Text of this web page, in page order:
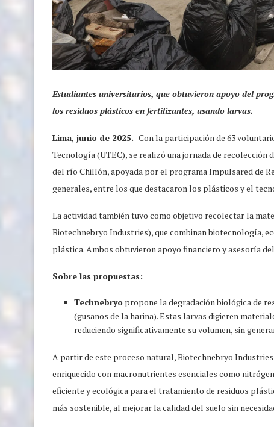
Estudiantes universitarios, que obtuvieron apoyo del
los residuos plásticos en fertilizantes, usando larvas.
Lima, junio de 2025.- Con la participación de 63
Tecnología (UTEC), se realizó una jornada de recolección
del río Chillón, apoyada por el programa Impulsared de
generales, entre los que destacaron los plásticos y el
La actividad también tuvo como objetivo recolectar la
Biotechnebryo Industries), que combinan biotecnología,
plástica. Ambos obtuvieron apoyo financiero y asesoría
Sobre las propuestas:
Technebryo propone la degradación biológica de
(gusanos de la harina). Estas larvas digieren
reduciendo significativamente su volumen, sin
A partir de este proceso natural, Biotechnebryo
enriquecido con macronutrientes esenciales como
eficiente y ecológica para el tratamiento de residuos
más sostenible, al mejorar la calidad del suelo sin